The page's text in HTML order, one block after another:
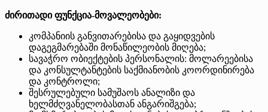
ძირითადი ფუნქცია-მოვალეობები:
კომპანიის განვითარებისა და გაყიდვების
დაგეგმარებაში მონაწილეობის მიღება;
სავაჭრო ობიექტების პერსონალის: მოლარეებისა
და კონსულტანტების საქმიანობის კოორდინირება
და კონტროლი;
შესრულებული სამუშაოს ანალიზი და
ხელმძღვანელობასთან ანგარიშგება;